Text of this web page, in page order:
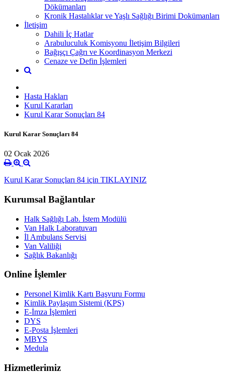
Dökümanları
Kronik Hastalıklar ve Yaşlı Sağlığı Birimi Dokümanları
İletişim
Dahili İç Hatlar
Arabuluculuk Komisyonu İletişim Bilgileri
Bağışçı Çağrı ve Koordinasyon Merkezi
Cenaze ve Defin İşlemleri
Hasta Hakları
Kurul Kararları
Kurul Karar Sonuçları 84
Kurul Karar Sonuçları 84
02 Ocak 2026
Kurul Karar Sonuçları 84 için TIKLAYINIZ
Kurumsal Bağlantılar
Halk Sağlığı Lab. İstem Modülü
Van Halk Laboratuvarı
İl Ambulans Servisi
Van Valiliği
Sağlık Bakanlığı
Online İşlemler
Personel Kimlik Kartı Başvuru Formu
Kimlik Paylaşım Sistemi (KPS)
E-İmza İşlemleri
DYS
E-Posta İşlemleri
MBYS
Medula
Hizmetlerimiz